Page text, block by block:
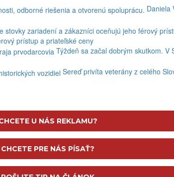
Daniela
prístup a priateľské ceny
Týždeň sa začal dobrým skutkom.
Sereď privíta veterány z celého
U NÁS REKLAMU?
CHCETE PRE NÁS PÍSAŤ?